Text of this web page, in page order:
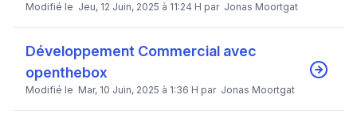
Modifié le Jeu, 12 Juin, 2025 à 11:24 H par Jonas Moortgat
Développement Commercial avec
openthebox
Modifié le Mar, 10 Juin, 2025 à 1:36 H par Jonas Moortgat